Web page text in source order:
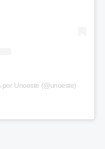
Unoeste (@unoeste)